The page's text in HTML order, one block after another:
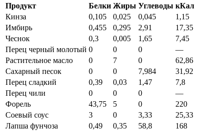
Продукт Белки Жиры Углеводы кКал
Кинза
0,105 0,025 0,045
1,15
Имбирь
0,455 0,295 2,91
17,35
Чеснок
0,3 0,005 1,65
7,45
Перец черный молотый 0 0 0
—
Растительное масло
0 7 0
62,86
Сахарный песок
0 0 7,984
31,92
Перец сладкий
0,39 0,03 1,47
7,8
Перец чили
0 0 0
—
Форель
43,75 5 0
220
Соевый соус
3 0 3,33
25,33
Лапша фунчоза
0,49 0,35 58,8
168